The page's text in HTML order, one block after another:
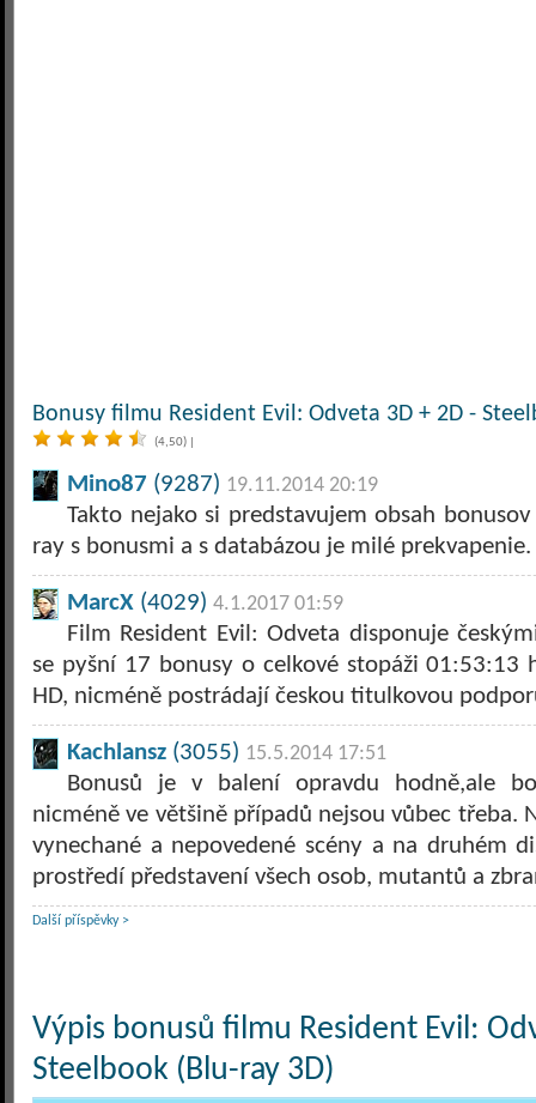
Bonusy filmu Resident Evil: Odveta 3D + 2D -
(4,50)
Mino87 (9287) 19.11.2014 20:19
Takto nejako si predstavujem obsah
ray s bonusmi a s databázou je milé prekvapenie.
MarcX (4029) 4.1.2017 01:59
Film Resident Evil: Odveta disponuje
se pyšní 17 bonusy o celkové stopáži 01:53:13
HD, nicméně postrádají českou titulkovou
Kachlansz (3055) 15.5.2014 17:51
Bonusů je v balení opravdu hodně,ale
nicméně ve většině případů nejsou vůbec třeba.
vynechané a nepovedené scény a na druhém
prostředí představení všech osob, mutantů a
Další příspěvky >
Výpis bonusů filmu Resident Evil:
Steelbook (Blu-ray 3D)